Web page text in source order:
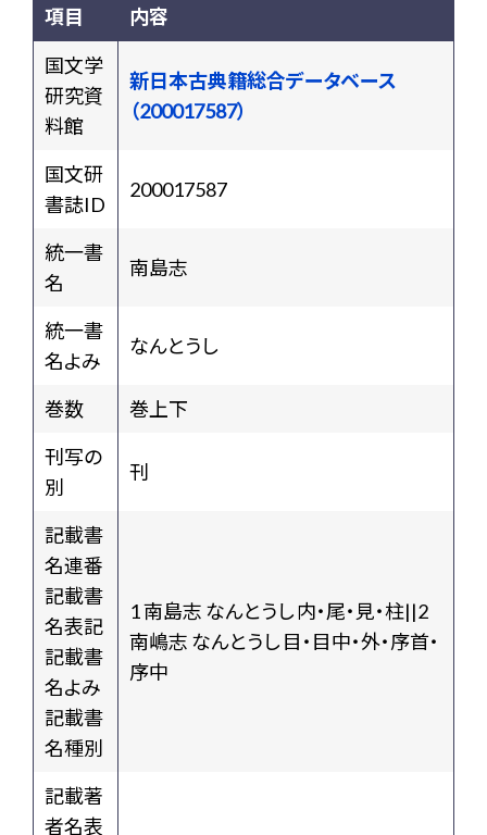
項目 内容
国文学
研究資
料館
新日本古典籍総合データベース
（200017587）
国文研
書誌ID
200017587
統一書
名
南島志
統一書
名よみ
なんとうし
巻数
巻上下
刊写の
別
刊
記載書
名連番
記載書
名表記
記載書
名よみ
記載書
名種別
1 南島志 なんとうし 内・尾・見・柱||2
南嶋志 なんとうし 目・目中・外・序首・
序中
記載著
者名表